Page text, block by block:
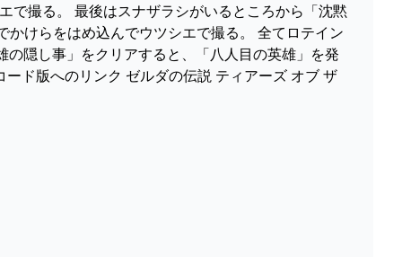
で撮る。 最後はスナザラシがいるところから「沈黙
けらをはめ込んでウツシエで撮る。 全てロテイン
隠し事」をクリアすると、「八人目の英雄」を発
ド版へのリンク ゼルダの伝説 ティアーズ オブ ザ